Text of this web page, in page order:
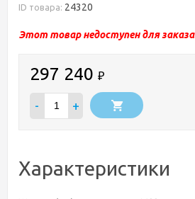
ID товара: 24320
Этот товар недоступен для заказа
297 240 ₽
- +
Характеристики